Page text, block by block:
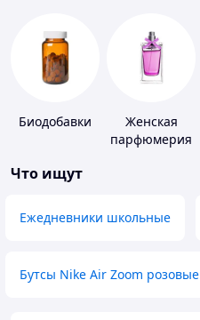
Биодобавки
Женская
парфюмерия
Что ищут
Ежедневники школьные
Бутсы Nike Air Zoom розовые